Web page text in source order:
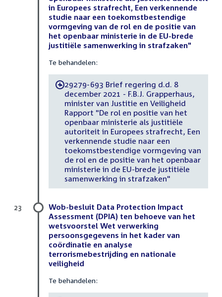
in Europees strafrecht, Een verkennende
studie naar een toekomstbestendige
vormgeving van de rol en de positie van
het openbaar ministerie in de EU-brede
justitiële samenwerking in strafzaken"
Te behandelen:
-29279-693 Brief regering d.d. 8
december 2021 - F.B.J. Grapperhaus,
minister van Justitie en Veiligheid
Rapport "De rol en positie van het
openbaar ministerie als justitiële
autoriteit in Europees strafrecht, Een
verkennende studie naar een
toekomstbestendige vormgeving van
de rol en de positie van het openbaar
ministerie in de EU-brede justitiële
samenwerking in strafzaken"
Wob-besluit Data Protection Impact
Assessment (DPIA) ten behoeve van het
wetsvoorstel Wet verwerking
persoonsgegevens in het kader van
coördinatie en analyse
terrorismebestrijding en nationale
veiligheid
Te behandelen:
23